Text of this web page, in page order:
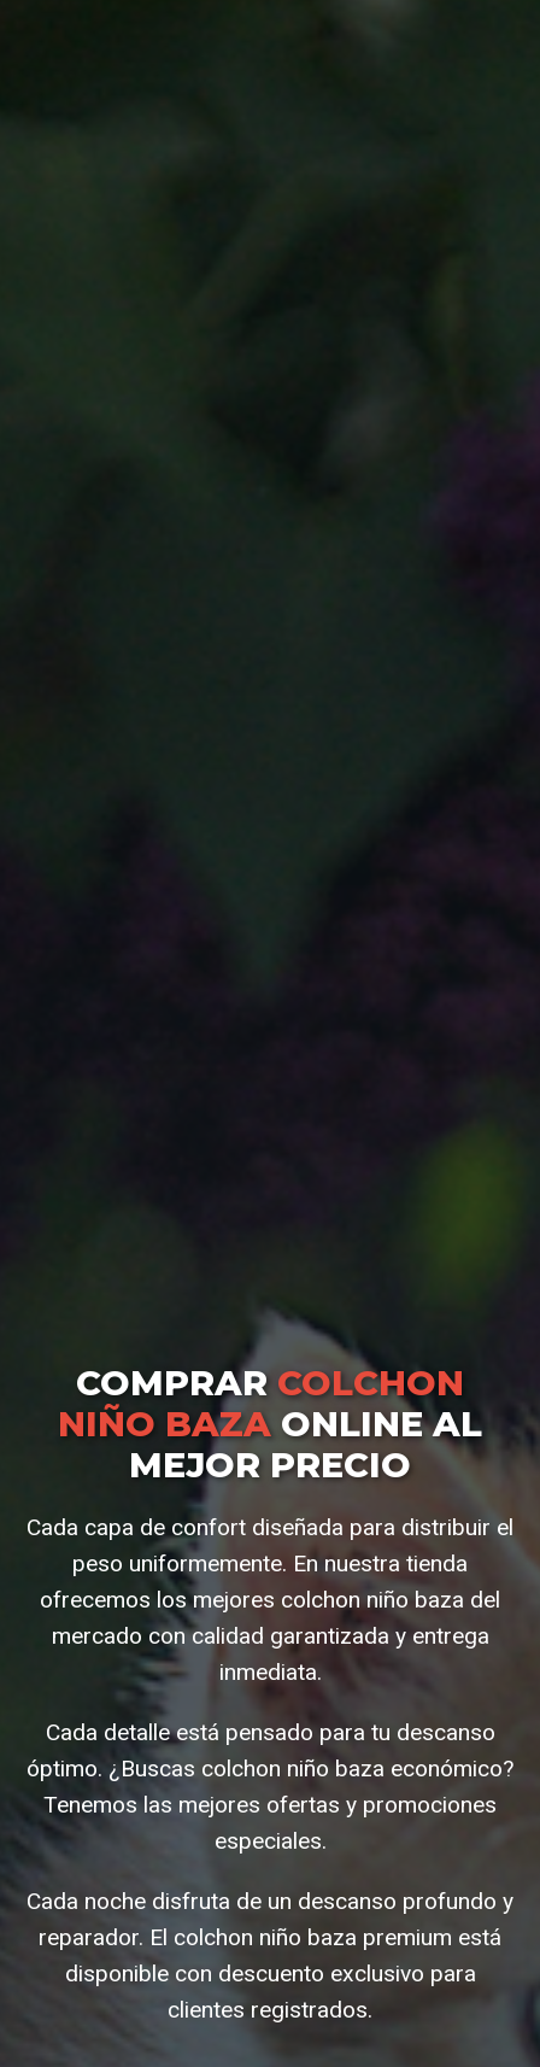
COMPRAR COLCHON
NIÑO BAZA ONLINE AL
MEJOR PRECIO
Cada capa de confort diseñada para distribuir el
peso uniformemente. En nuestra tienda
ofrecemos los mejores colchon niño baza del
mercado con calidad garantizada y entrega
inmediata.
Cada detalle está pensado para tu descanso
óptimo. ¿Buscas colchon niño baza económico?
Tenemos las mejores ofertas y promociones
especiales.
Cada noche disfruta de un descanso profundo y
reparador. El colchon niño baza premium está
disponible con descuento exclusivo para
clientes registrados.